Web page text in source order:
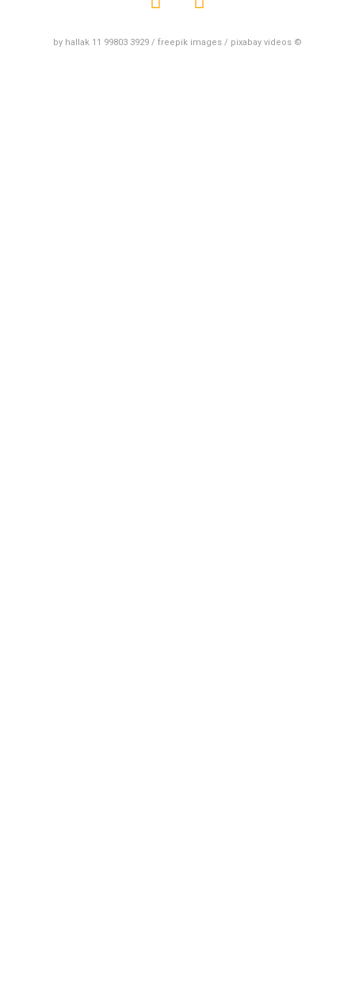
by hallak 11 99803 3929 / freepik images / pixabay videos ©